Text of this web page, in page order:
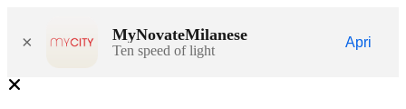
× MyNovateMilanese
Ten speed of light
Apri